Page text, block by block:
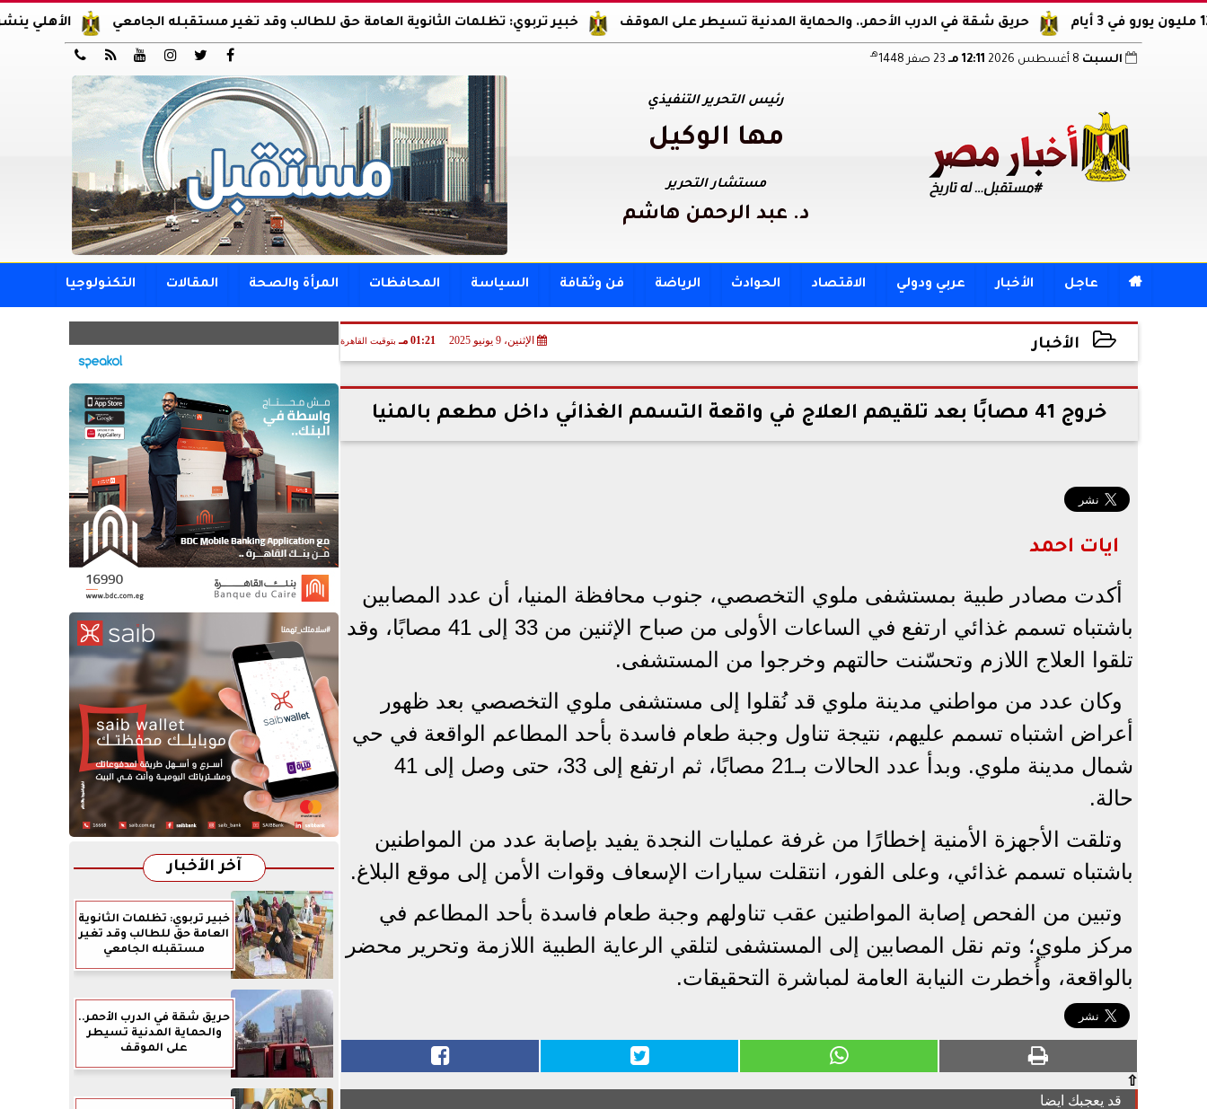
الأهلي ينشر صوراً خبير تربوي: تظلمات الثانوية العامة حق للطالب وقد تغير مستقبله الجامعي حريق شقة في الدرب الأحمر.. والحماية المدنية تسيطر على الموقف





 السبت 12:11 مـ هـ
رئيس التحرير التنفيذي
مها الوكيل
مستشار التحرير
د. عبد الرحمن هاشم
 عاجل الأخبار عربي ودولي الاقتصاد الحوادث الرياضة فن وثقافة السياسة المحافظات المرأة والصحة المقالات التكنولوجيا
الأخبار الإثنين، 9 يونيو 2025 01:21 مـ بتوقيت القاهرة
2025-06-09 13:21:37
خروج 41 مصابًا بعد تلقيهم العلاج في واقعة التسمم الغذائي داخل مطعم بالمنيا
ايات احمد
أكدت مصادر طبية بمستشفى ملوي التخصصي، جنوب محافظة المنيا، أن عدد المصابين
باشتباه تسمم غذائي ارتفع في الساعات الأولى من صباح الإثنين من 33 إلى 41 مصابًا، وقد
تلقوا العلاج اللازم وتحسّنت حالتهم وخرجوا من المستشفى.
وكان عدد من مواطني مدينة ملوي قد نُقلوا إلى مستشفى ملوي التخصصي بعد ظهور
أعراض اشتباه تسمم عليهم، نتيجة تناول وجبة طعام فاسدة بأحد المطاعم الواقعة في حي
شمال مدينة ملوي. وبدأ عدد الحالات بـ21 مصابًا، ثم ارتفع إلى 33، حتى وصل إلى 41
حالة.
وتلقت الأجهزة الأمنية إخطارًا من غرفة عمليات النجدة يفيد بإصابة عدد من المواطنين
باشتباه تسمم غذائي، وعلى الفور، انتقلت سيارات الإسعاف وقوات الأمن إلى موقع البلاغ.
وتبين من الفحص إصابة المواطنين عقب تناولهم وجبة طعام فاسدة بأحد المطاعم في
مركز ملوي؛ وتم نقل المصابين إلى المستشفى لتلقي الرعاية الطبية اللازمة وتحرير محضر
بالواقعة، وأُخطرت النيابة العامة لمباشرة التحقيقات.
⇧
قد يعجبك ايضا
آخر الأخبار
خبير تربوي: تظلمات الثانوية
العامة حق للطالب وقد تغير
مستقبله الجامعي
حريق شقة في الدرب الأحمر..
والحماية المدنية تسيطر
على الموقف